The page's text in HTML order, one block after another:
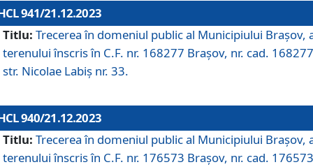
941/21.12.2023
Titlu: Trecerea în domeniul public al Municipiului Braşov,
terenului înscris în C.F. nr. 168277 Brașov, nr. cad.
str. Nicolae Labiș nr. 33.
940/21.12.2023
Titlu: Trecerea în domeniul public al Municipiului Braşov,
terenului înscris în C.F. nr. 176573 Brașov, nr. cad.